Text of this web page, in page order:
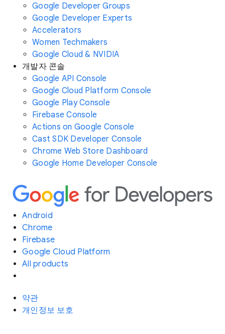
Google Developer Groups
Google Developer Experts
Accelerators
Women Techmakers
Google Cloud & NVIDIA
개발자 콘솔
Google API Console
Google Cloud Platform Console
Google Play Console
Firebase Console
Actions on Google Console
Cast SDK Developer Console
Chrome Web Store Dashboard
Google Home Developer Console
Android
Chrome
Firebase
Google Cloud Platform
All products
약관
개인정보 보호